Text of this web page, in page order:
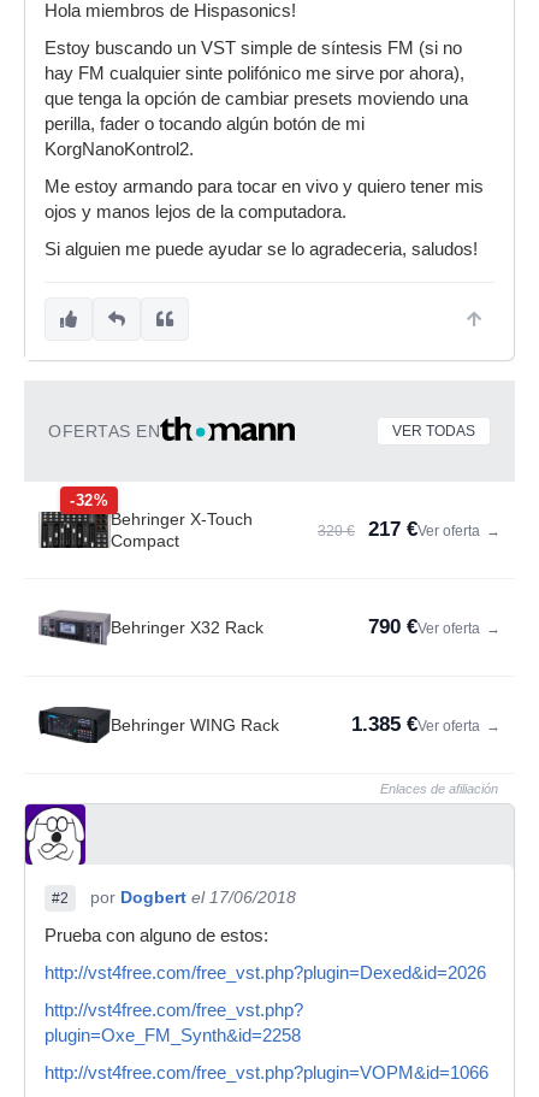
Hola miembros de Hispasonics!
Estoy buscando un VST simple de síntesis FM (si no
hay FM cualquier sinte polifónico me sirve por ahora),
que tenga la opción de cambiar presets moviendo una
perilla, fader o tocando algún botón de mi
KorgNanoKontrol2.
Me estoy armando para tocar en vivo y quiero tener mis
ojos y manos lejos de la computadora.
Si alguien me puede ayudar se lo agradeceria, saludos!
OFERTAS EN VER TODAS
-32%
Behringer X-Touch
Compact
320 € 217 €Ver oferta →
Behringer X32 Rack 790 €Ver oferta →
Behringer WING Rack 1.385 €Ver oferta →
Enlaces de afiliación
#2 por Dogbert el 17/06/2018
Prueba con alguno de estos:
http://vst4free.com/free_vst.php?plugin=Dexed&id=2026
http://vst4free.com/free_vst.php?
plugin=Oxe_FM_Synth&id=2258
http://vst4free.com/free_vst.php?plugin=VOPM&id=1066